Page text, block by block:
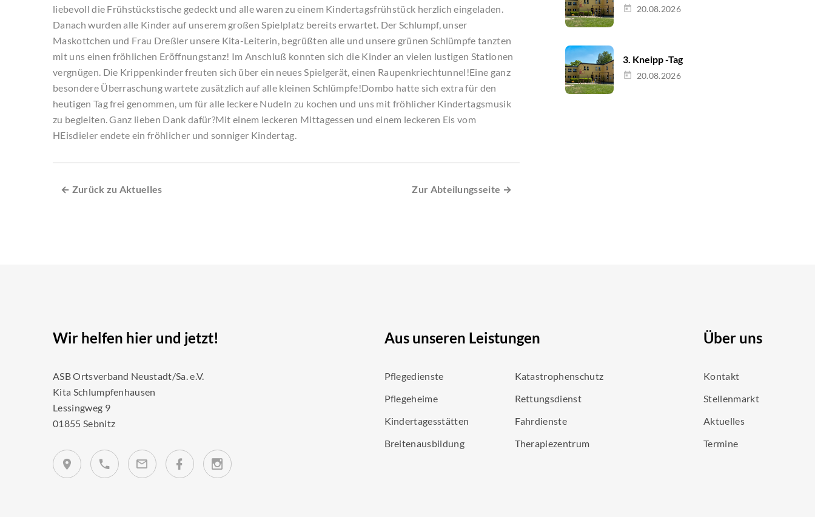
20.08.2026
3. Kneipp -Tag
20.08.2026
liebevoll die Frühstückstische gedeckt und alle waren zu einem Kindertagsfrühstück herzlich eingeladen.
Danach wurden alle Kinder auf unserem großen Spielplatz bereits erwartet. Der Schlumpf, unser
Maskottchen und Frau Dreßler unsere Kita-Leiterin, begrüßten alle und unsere grünen Schlümpfe tanzten
mit uns einen fröhlichen Eröffnungstanz! Im Anschluß konnten sich die Kinder an vielen lustigen Stationen
vergnügen. Die Krippenkinder freuten sich über ein neues Spielgerät, einen Raupenkriechtunnel!Eine ganz
besondere Überraschung wartete zusätzlich auf alle kleinen Schlümpfe!Dombo hatte sich extra für den
heutigen Tag frei genommen, um für alle leckere Nudeln zu kochen und uns mit fröhlicher Kindertagsmusik
zu begleiten. Ganz lieben Dank dafür?Mit einem leckeren Mittagessen und einem leckeren Eis vom
HEisdieler endete ein fröhlicher und sonniger Kindertag.
← Zurück zu Aktuelles Zur Abteilungsseite →
Wir helfen hier und jetzt!
ASB Ortsverband Neustadt/Sa. e.V.
Kita Schlumpfenhausen
Lessingweg 9
01855 Sebnitz
Aus unseren Leistungen
Pflegedienste
Pflegeheime
Kindertagesstätten
Breitenausbildung
Katastrophenschutz
Rettungsdienst
Fahrdienste
Therapiezentrum
Über uns
Kontakt
Stellenmarkt
Aktuelles
Termine